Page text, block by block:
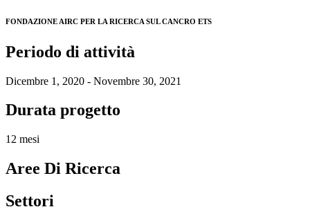
FONDAZIONE AIRC PER LA RICERCA SUL CANCRO ETS
Periodo di attività
Dicembre 1, 2020 - Novembre 30, 2021
Durata progetto
12 mesi
Aree Di Ricerca
Settori